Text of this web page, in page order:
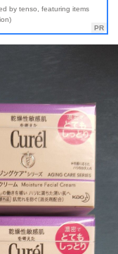
by tenso, featuring items